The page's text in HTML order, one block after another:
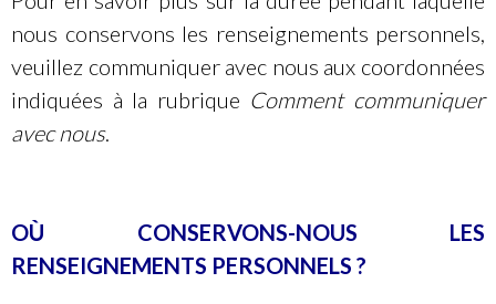
nous conservons les renseignements personnels,
veuillez communiquer avec nous aux coordonnées
indiquées à la rubrique Comment communiquer
avec nous.
OÙ CONSERVONS-NOUS LES
RENSEIGNEMENTS PERSONNELS ?